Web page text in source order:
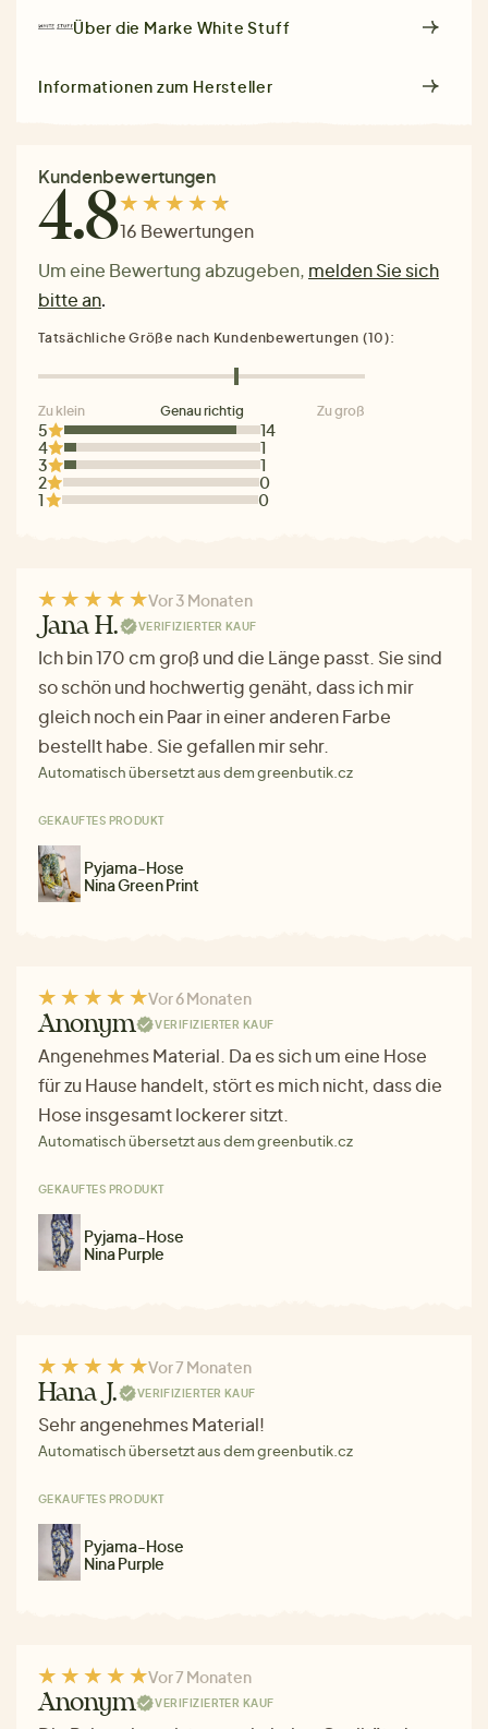
Über die Marke White Stuff
Informationen zum Hersteller
Kundenbewertungen
4.816 Bewertungen
Um eine Bewertung abzugeben, melden Sie sich
bitte an.
5
14
4
1
3
1
2
0
1
0
Tatsächliche Größe nach Kundenbewertungen (10):
Zu klein Genau richtig Zu groß
Vor 3 Monaten
Jana H. VERIFIZIERTER KAUF
Ich bin 170 cm groß und die Länge passt. Sie sind
so schön und hochwertig genäht, dass ich mir
gleich noch ein Paar in einer anderen Farbe
bestellt habe. Sie gefallen mir sehr.
Automatisch übersetzt aus dem greenbutik.cz
GEKAUFTES PRODUKT
Pyjama-Hose
Nina Green Print
Vor 6 Monaten
Anonym VERIFIZIERTER KAUF
Angenehmes Material. Da es sich um eine Hose
für zu Hause handelt, stört es mich nicht, dass die
Hose insgesamt lockerer sitzt.
Automatisch übersetzt aus dem greenbutik.cz
GEKAUFTES PRODUKT
Pyjama-Hose
Nina Purple
Vor 7 Monaten
Hana J. VERIFIZIERTER KAUF
Sehr angenehmes Material!
Automatisch übersetzt aus dem greenbutik.cz
GEKAUFTES PRODUKT
Pyjama-Hose
Nina Purple
Vor 7 Monaten
Anonym VERIFIZIERTER KAUF